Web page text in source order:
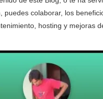
puedes colaborar, los
hosting y mejoras